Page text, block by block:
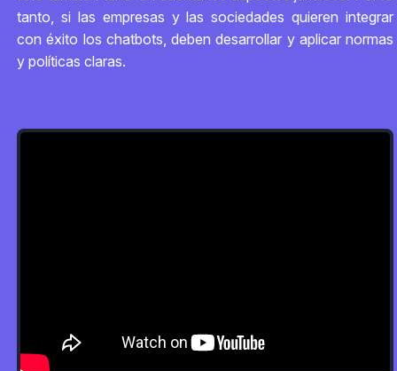
tanto, si las empresas y las sociedades quieren integrar
con éxito los chatbots, deben desarrollar y aplicar normas
y políticas claras.